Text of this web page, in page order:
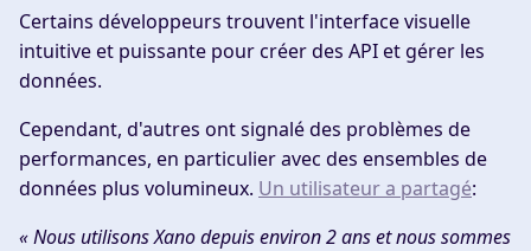
Certains développeurs trouvent l'interface visuelle
intuitive et puissante pour créer des API et gérer les
données.
Cependant, d'autres ont signalé des problèmes de
performances, en particulier avec des ensembles de
données plus volumineux. Un utilisateur a partagé:
« Nous utilisons Xano depuis environ 2 ans et nous sommes